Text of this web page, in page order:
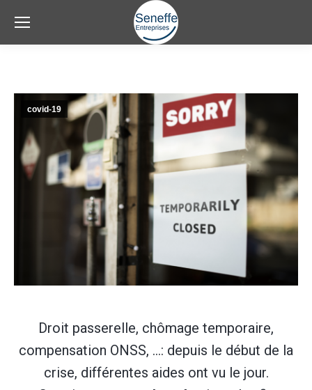
covid-19
Droit passerelle, chômage temporaire,
compensation ONSS, …: depuis le début de la
crise, différentes aides ont vu le jour.